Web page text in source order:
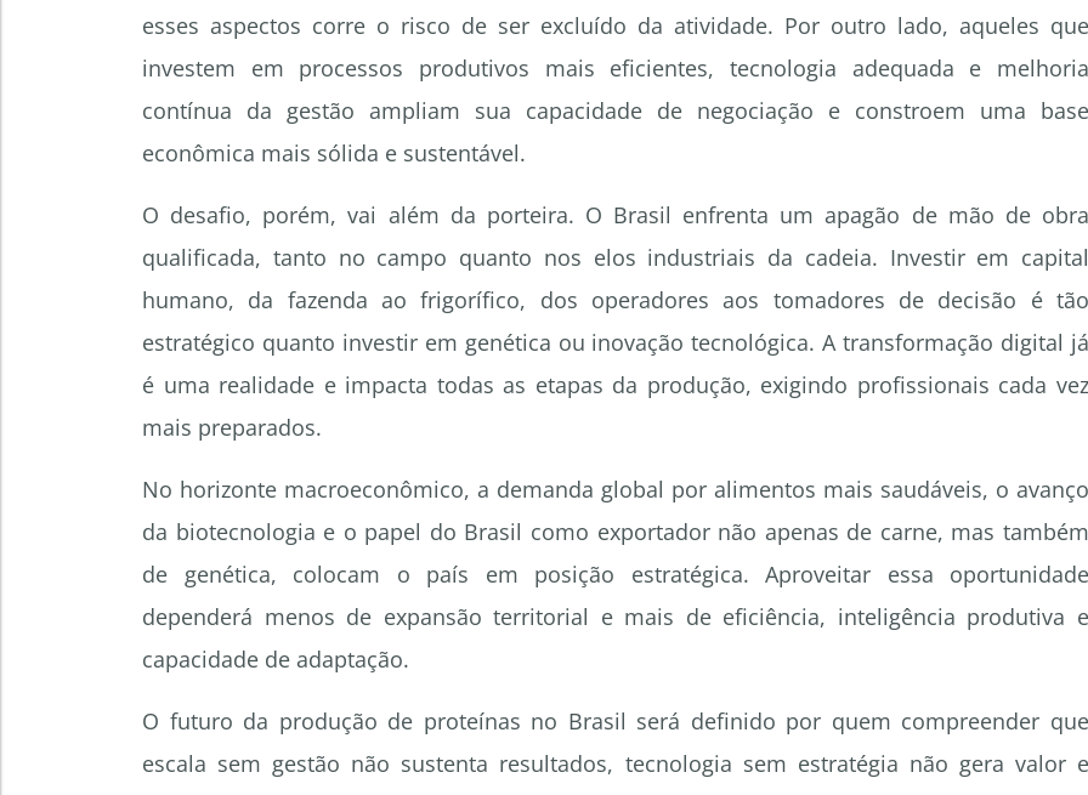
esses aspectos corre o risco de ser excluído da atividade. Por outro lado, aqueles que
investem em processos produtivos mais eficientes, tecnologia adequada e melhoria
contínua da gestão ampliam sua capacidade de negociação e constroem uma base
econômica mais sólida e sustentável.
O desafio, porém, vai além da porteira. O Brasil enfrenta um apagão de mão de obra
qualificada, tanto no campo quanto nos elos industriais da cadeia. Investir em capital
humano, da fazenda ao frigorífico, dos operadores aos tomadores de decisão é tão
estratégico quanto investir em genética ou inovação tecnológica. A transformação digital já
é uma realidade e impacta todas as etapas da produção, exigindo profissionais cada vez
mais preparados.
No horizonte macroeconômico, a demanda global por alimentos mais saudáveis, o avanço
da biotecnologia e o papel do Brasil como exportador não apenas de carne, mas também
de genética, colocam o país em posição estratégica. Aproveitar essa oportunidade
dependerá menos de expansão territorial e mais de eficiência, inteligência produtiva e
capacidade de adaptação.
O futuro da produção de proteínas no Brasil será definido por quem compreender que
escala sem gestão não sustenta resultados, tecnologia sem estratégia não gera valor e